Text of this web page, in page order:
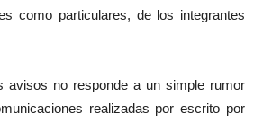
como particulares, de los integrantes
no responde a un simple rumor
realizadas por escrito por